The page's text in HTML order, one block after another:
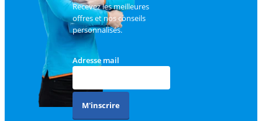
Recevez les meilleures
offres et nos conseils
personnalisés.
Adresse mail
M'inscrire